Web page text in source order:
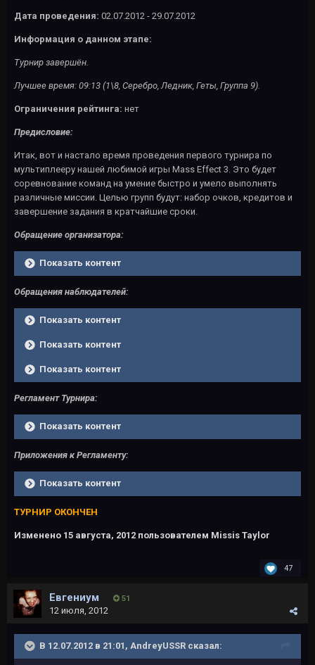
Дата проведения: 02.07.2012 - 29.07.2012
Информация о данном этапе:
Турнир завершён.
Лучшее время: 09:13 (1\8, Серебро, Ледник, Геты, Группа 9).
Ограничения рейтинга: нет
Предисловие:
Итак, вот и настало время проведения первого турнира по
мультиплееру нашей любимой игры Mass Effect 3. Это будет
соревнование команд на умение быстро и умело выполнять
различные миссии. Целью групп будут: набор очков, кредитов и
завершение задания в кратчайшие сроки.
Обращение организатора:
Показать контент
Обращения наблюдателей:
Показать контент
Показать контент
Показать контент
Регламент Турнира:
Показать контент
Приложения к Регламенту:
Показать контент
ТУРНИР ОКОНЧЕН
Изменено 15 августа, 2012 пользователем Missis Taylor
47
Евгениум 51
12 июля, 2012
В 12.07.2012 в 21:01, AndreyUSSR сказал: